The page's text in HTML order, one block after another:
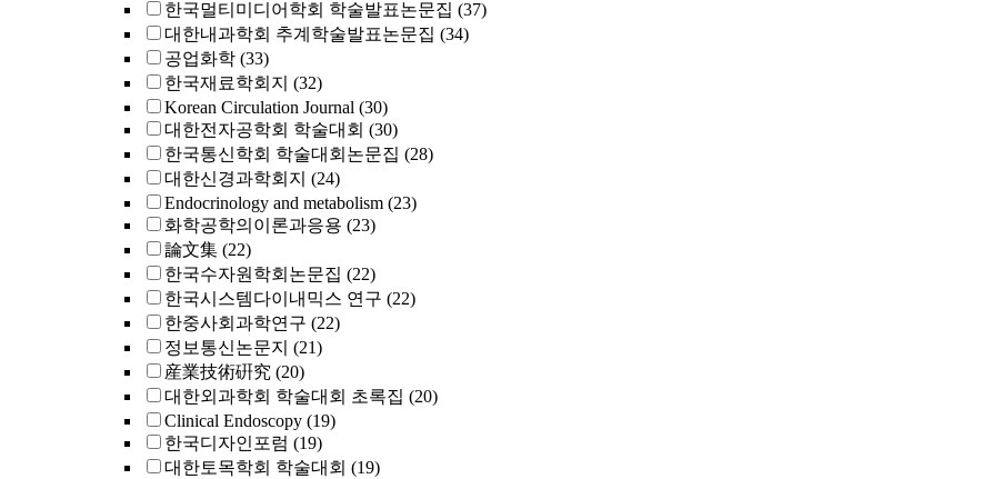
한국멀티미디어학회 학술발표논문집 (37)
대한내과학회 추계학술발표논문집 (34)
공업화학 (33)
한국재료학회지 (32)
Korean Circulation Journal (30)
대한전자공학회 학술대회 (30)
한국통신학회 학술대회논문집 (28)
대한신경과학회지 (24)
Endocrinology and metabolism (23)
화학공학의이론과응용 (23)
論文集 (22)
한국수자원학회논문집 (22)
한국시스템다이내믹스 연구 (22)
한중사회과학연구 (22)
정보통신논문지 (21)
産業技術硏究 (20)
대한외과학회 학술대회 초록집 (20)
Clinical Endoscopy (19)
한국디자인포럼 (19)
대한토목학회 학술대회 (19)